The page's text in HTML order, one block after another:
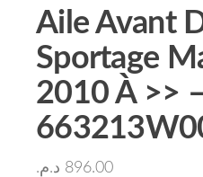
Aile Avant
Sportage
2010 À >>
896.00 د.م.